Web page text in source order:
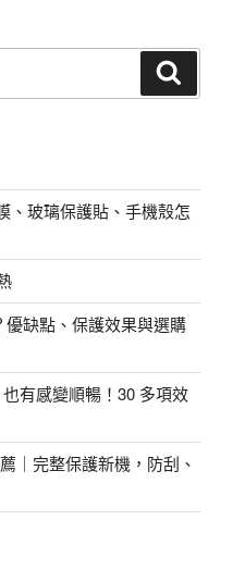
、玻璃保護貼、手機殼怎
缺點、保護效果與選購
有感變順暢！30 多項效
｜完整保護新機，防刮、